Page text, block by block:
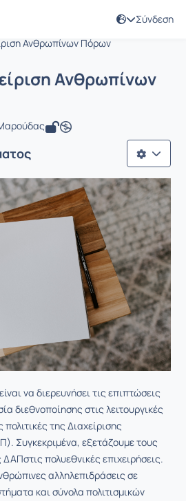
Σύνδεση
Ανθρωπίνων Πόρων
Διαχείριση
Ανθρωπίνων
να διερευνήσει τις επιπτώσεις
διεθνοποίησης στις λειτουργικές
της Διαχείρισης
Συγκεκριμένα, εξετάζουμε τους
πολυεθνικές επιχειρήσεις.
αλληλεπιδράσεις σε
και σύνολα πολιτισμικών